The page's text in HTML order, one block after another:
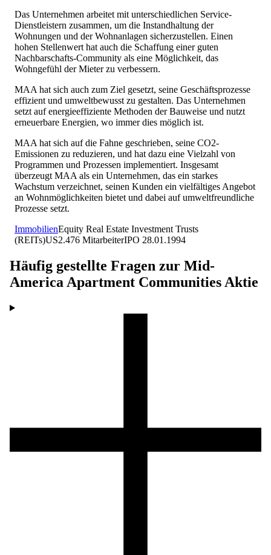
Das Unternehmen arbeitet mit unterschiedlichen Service-
Dienstleistern zusammen, um die Instandhaltung der
Wohnungen und der Wohnanlagen sicherzustellen. Einen
hohen Stellenwert hat auch die Schaffung einer guten
Nachbarschafts-Community als eine Möglichkeit, das
Wohngefühl der Mieter zu verbessern.
MAA hat sich auch zum Ziel gesetzt, seine Geschäftsprozesse
effizient und umweltbewusst zu gestalten. Das Unternehmen
setzt auf energieeffiziente Methoden der Bauweise und nutzt
erneuerbare Energien, wo immer dies möglich ist.
MAA hat sich auf die Fahne geschrieben, seine CO2-
Emissionen zu reduzieren, und hat dazu eine Vielzahl von
Programmen und Prozessen implementiert. Insgesamt
überzeugt MAA als ein Unternehmen, das ein starkes
Wachstum verzeichnet, seinen Kunden ein vielfältiges Angebot
an Wohnmöglichkeiten bietet und dabei auf umweltfreundliche
Prozesse setzt.
ImmobilienEquity Real Estate Investment Trusts
(REITs)US2.476 MitarbeiterIPO 28.01.1994
Häufig gestellte Fragen zur Mid-
America Apartment Communities Aktie